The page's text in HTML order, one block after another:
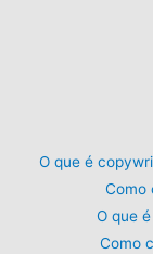
O que é
Como
O que
Como